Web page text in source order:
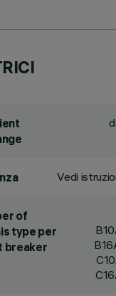
Vedi
of
type per
breaker